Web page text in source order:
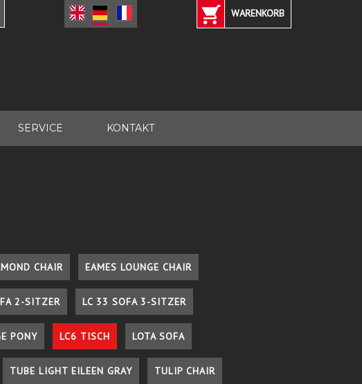
WARENKORB
SERVICE KONTAKT
CHAIR EAMES LOUNGE CHAIR
2-SITZER LC 33 SOFA 3-SITZER
PONY LC6 TISCH LOTA SOFA
TUBE LIGHT EILEEN GRAY TULIP CHAIR